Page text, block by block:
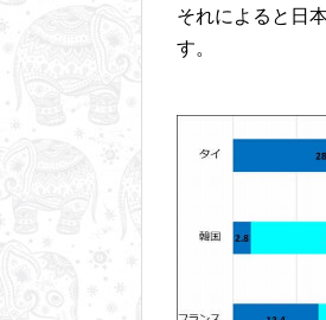
それによると日
す。